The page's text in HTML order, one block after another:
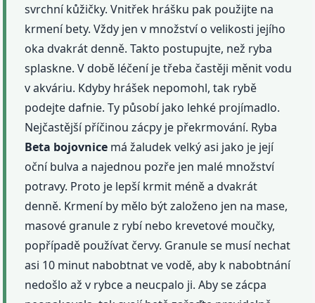
svrchní kůžičky. Vnitřek hrášku pak použijte na
krmení bety. Vždy jen v množství o velikosti jejího
oka dvakrát denně. Takto postupujte, než ryba
splaskne. V době léčení je třeba častěji měnit vodu
v akváriu. Kdyby hrášek nepomohl, tak rybě
podejte dafnie. Ty působí jako lehké projímadlo.
Nejčastější příčinou zácpy je překrmování. Ryba
Beta bojovnice má žaludek velký asi jako je její
oční bulva a najednou pozře jen malé množství
potravy. Proto je lepší krmit méně a dvakrát
denně. Krmení by mělo být založeno jen na mase,
masové granule z rybí nebo krevetové moučky,
popřípadě používat červy. Granule se musí nechat
asi 10 minut nabobtnat ve vodě, aby k nabobtnání
nedošlo až v rybce a neucpalo ji. Aby se zácpa